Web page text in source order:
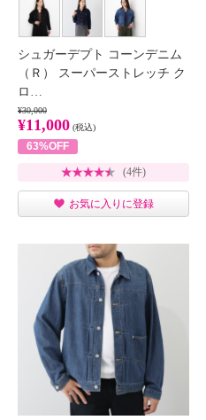
シュガーデプト コーンデニム
（Ｒ） スーパーストレッチ ク
ロ…
¥30,000
¥11,000 (税込)
63%OFF
(4件)
お気に入りに登録